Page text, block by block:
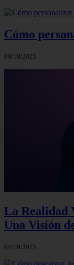
Cómo
09/10/2025
La Realidad
Una Visión
04/10/2025